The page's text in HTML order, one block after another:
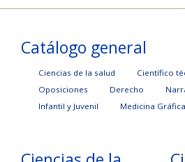
Catálogo general
Ciencias de la salud
Científico
Oposiciones
Derecho
Infantil y Juvenil
Medicina Gráfica